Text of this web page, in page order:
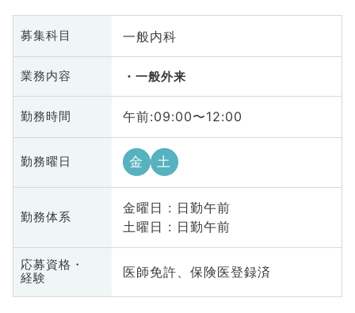
募集科目 一般内科
業務内容 一般外来
勤務時間 午前:09:00〜12:00
勤務曜日 金 土
勤務体系
金曜日 : 日勤午前
土曜日 : 日勤午前
応募資格・
経験
医師免許、保険医登録済